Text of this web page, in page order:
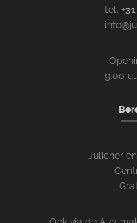
tel.
9.00
Julicher